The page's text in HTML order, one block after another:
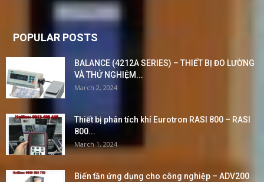
POPULAR POSTS
BALANCE (4212A SERIES) – THIẾT BỊ ĐO LƯỜNG
VÀ THỬ NGHIỆM...
March 2, 2024
Thiết bị phân tích khí Eurotron RASI 800 – RASI
800...
March 1, 2024
Biến tần ứng dụng cho công nghiệp – ADV200